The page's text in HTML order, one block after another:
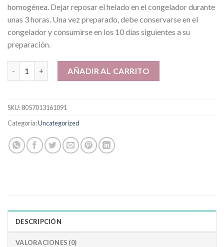
homogénea. Dejar reposar el helado en el congelador durante
unas 3 horas. Una vez preparado, debe conservarse en el
congelador y consumirse en los 10 días siguientes a su
preparación.
Helado para perros Fresa cantidad
AÑADIR AL CARRITO
SKU:8057013161091
Categoría:Uncategorized
DESCRIPCIÓN
VALORACIONES (0)